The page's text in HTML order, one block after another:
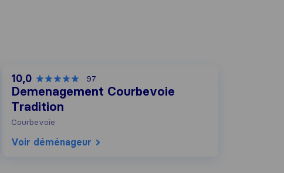
10,0 97
Demenagement Courbevoie
Tradition
Courbevoie
Voir déménageur